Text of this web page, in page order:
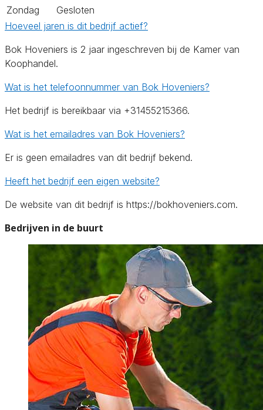
Zondag
Gesloten
Hoeveel jaren is dit bedrijf actief?
Bok Hoveniers is 2 jaar ingeschreven bij de Kamer van
Koophandel.
Wat is het telefoonnummer van Bok Hoveniers?
Het bedrijf is bereikbaar via +31455215366.
Wat is het emailadres van Bok Hoveniers?
Er is geen emailadres van dit bedrijf bekend.
Heeft het bedrijf een eigen website?
De website van dit bedrijf is https://bokhoveniers.com.
Bedrijven in de buurt